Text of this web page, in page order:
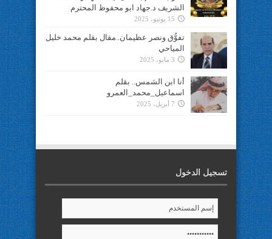
الشريف د.جهاد ابو محفوظ المحترم
15 يونيو، 2025
تفوُّق ونصر عظيمان..مقال بقلم محمد خليل
المياحي
3 مايو، 2025
أنا ابن الشمس.. بقلم
اسماعيل_محمد_العمرو
7 أبريل، 2025
تسجيل الدخول